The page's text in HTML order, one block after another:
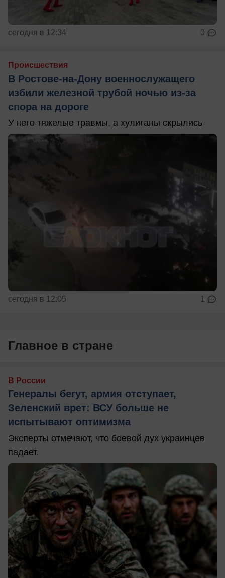
сегодня в 12:34 0
Происшествия
В Ростове-на-Дону военнослужащего
избили железной трубой ночью из-за
спора на дороге
У него тяжелые травмы, а хулиганы скрылись
сегодня в 12:05 1
Главное в стране
В России
Генералы бегут, армия отступает,
Зеленский врет: ВСУ больше не
испытывают оптимизма
Эксперты отмечают, что боевой дух украинцев
падает.